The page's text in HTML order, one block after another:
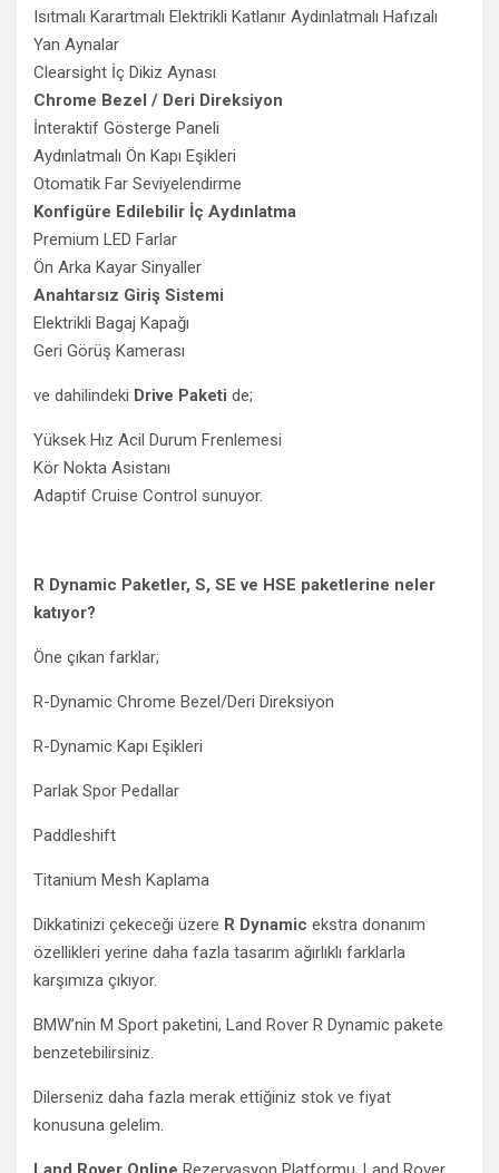
Isıtmalı Karartmalı Elektrikli Katlanır Aydınlatmalı Hafızalı
Yan Aynalar
Clearsight İç Dikiz Aynası
Chrome Bezel / Deri Direksiyon
İnteraktif Gösterge Paneli
Aydınlatmalı Ön Kapı Eşikleri
Otomatik Far Seviyelendirme
Konfigüre Edilebilir İç Aydınlatma
Premium LED Farlar
Ön Arka Kayar Sinyaller
Anahtarsız Giriş Sistemi
Elektrikli Bagaj Kapağı
Geri Görüş Kamerası
ve dahilindeki Drive Paketi de;
Yüksek Hız Acil Durum Frenlemesi
Kör Nokta Asistanı
Adaptif Cruise Control sunuyor.
R Dynamic Paketler, S, SE ve HSE paketlerine neler
katıyor?
Öne çıkan farklar;
R-Dynamic Chrome Bezel/Deri Direksiyon
R-Dynamic Kapı Eşikleri
Parlak Spor Pedallar
Paddleshift
Titanium Mesh Kaplama
Dikkatinizi çekeceği üzere R Dynamic ekstra donanım
özellikleri yerine daha fazla tasarım ağırlıklı farklarla
karşımıza çıkıyor.
BMW’nin M Sport paketini, Land Rover R Dynamic pakete
benzetebilirsiniz.
Dilerseniz daha fazla merak ettiğiniz stok ve fiyat
konusuna gelelim.